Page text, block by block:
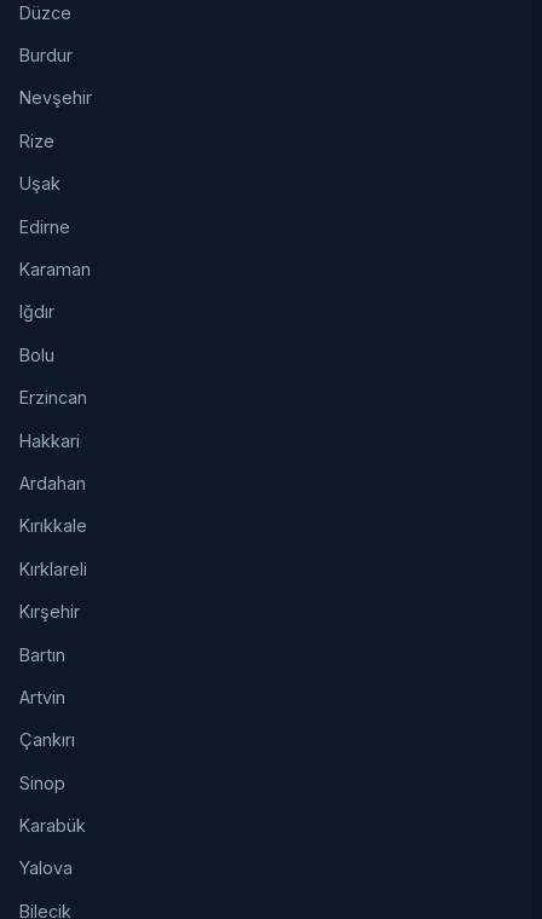
Düzce
Burdur
Nevşehir
Rize
Uşak
Edirne
Karaman
Iğdır
Bolu
Erzincan
Hakkari
Ardahan
Kırıkkale
Kırklareli
Kırşehir
Bartın
Artvin
Çankırı
Sinop
Karabük
Yalova
Bilecik